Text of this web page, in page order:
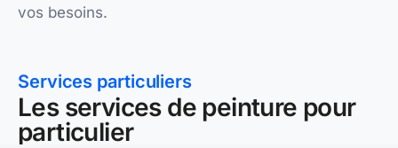
vos besoins.
Services particuliers
Les services de peinture pour
particulier